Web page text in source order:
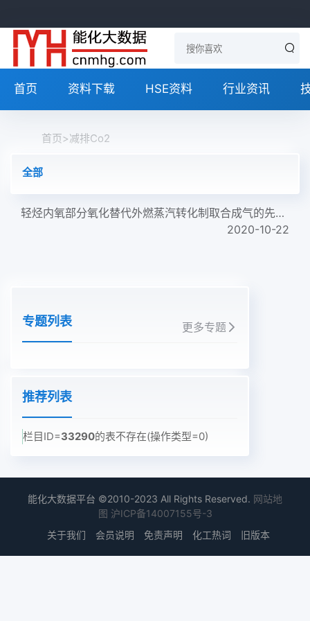
首页 资料下载 HSE资料 行业资讯
首页>减排Co2
全部
轻烃内氧部分氧化替代外燃蒸汽转化制取合成气的先进技术
2020-10-22
专题列表 更多专题
推荐列表
栏目ID=33290的表不存在(操作类型=0)
能化大数据平台 ©2010-2023 All Rights Reserved. 网站地
图 沪ICP备14007155号-3
关于我们
会员说明 免责声明 化工热词 旧版本